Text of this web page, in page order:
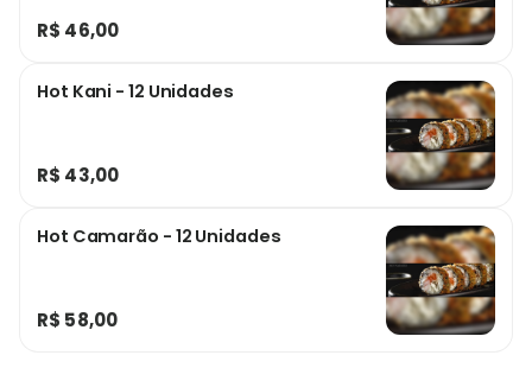
R$ 46,00
Hot Kani - 12 Unidades
R$ 43,00
Hot Camarão - 12 Unidades
R$ 58,00